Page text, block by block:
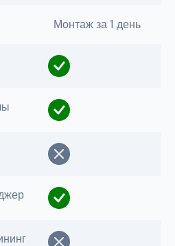
Монтаж за 1 день